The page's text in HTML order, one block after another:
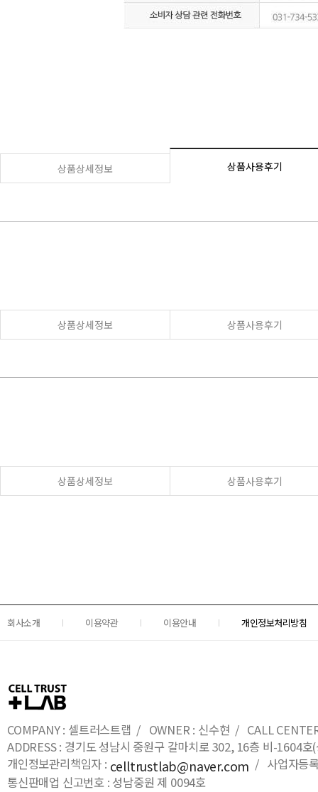
상품상세정보 상품사용후기
상품상세정보 상품사용후기
상품상세정보 상품사용후기
회사소개 이용약관 이용안내 개인정보처리방침
COMPANY : 셀트러스트랩 / OWNER : 신수현 / CALL
ADDRESS : 경기도 성남시 중원구 갈마치로 302, 16층 비-1604
개인정보관리책임자 : celltrustlab@naver.com / 사업자등
통신판매업 신고번호 : 성남중원 제 0094호